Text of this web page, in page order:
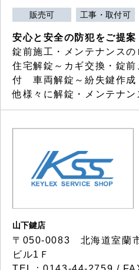
販売可 工事・取付可
安心と安全の防犯をご提案
錠前施工・メンテナンスの
住宅解錠～カギ交換・錠
付 車両解錠～紛失鍵作
他様々に解錠・メンテナン
山下鍵店
〒050-0083 北海道室蘭
ビル1Ｆ